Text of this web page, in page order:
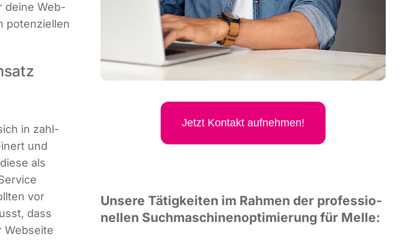
dei­ne Web­
poten­zi­el­len
in zahl­
und
als
vor
dass
Web­sei­te
Jetzt Kon­takt aufnehmen!
Unse­re Tätig­kei­ten im Rah­men der pro­fes­sio­
nel­len Such­ma­schi­nen­op­ti­mie­rung für Melle: